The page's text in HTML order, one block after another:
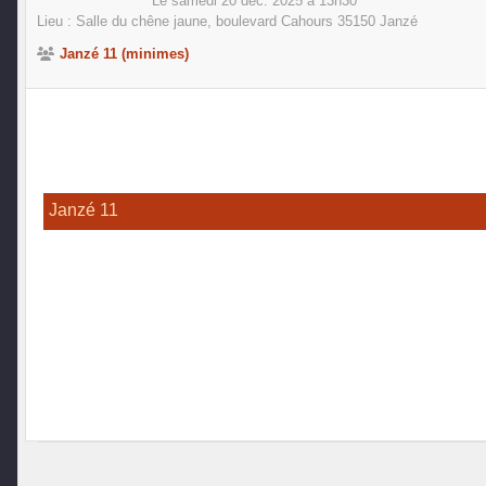
Lieu : Salle du chêne jaune, boulevard Cahours 35150 Janzé
Janzé 11 (minimes)
Janzé 11